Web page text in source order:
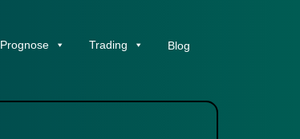
Prognose Trading Blog